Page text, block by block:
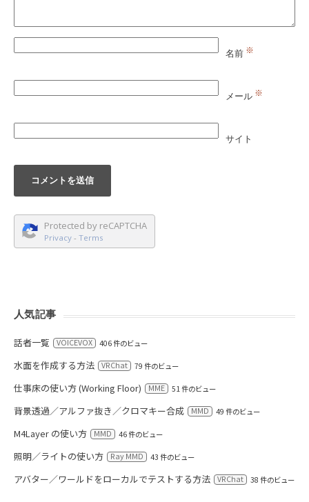
名前 ※
メール ※
サイト
Protected by reCAPTCHA
Privacy - Terms
人気記事
話者一覧 VOICEVOX 406 件のビュー
水面を作成する方法 VRChat 79 件のビュー
仕事床の使い方 (Working Floor) MME 51 件のビュー
背景透過／アルファ抜き／クロマキー合成 MMD 49 件のビュー
M4Layer の使い方 MMD 46 件のビュー
照明／ライトの使い方 Ray MMD 43 件のビュー
アバター／ワールドをローカルでテストする方法 VRChat 38 件のビュー